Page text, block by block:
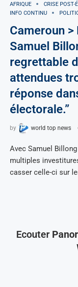
AFRIQUE
CRISE POST-
INFO CONTINU
Cameroun
Samuel
regrettable
attendues
réponse
électorale.”
by world top news
Avec Samuel
multiples
casser celle-ci sur
Ecouter